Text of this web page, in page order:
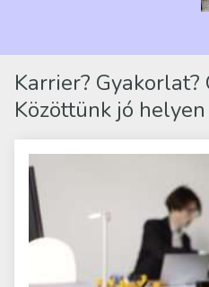
Karrier? Gyakorlat?
Közöttünk jó